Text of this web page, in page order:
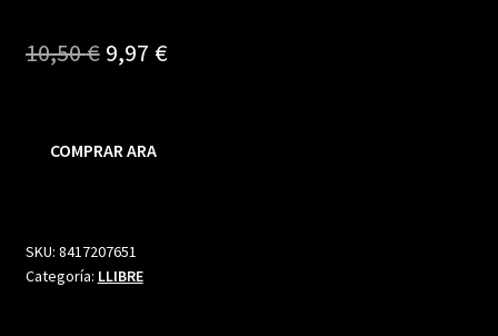
10,50€ El
9,97 €El
COMPRAR ARA
SKU: 8417207651
Categoría: LLIBRE